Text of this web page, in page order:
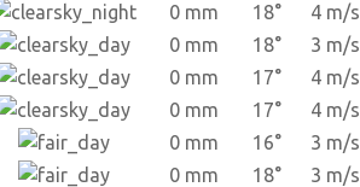
0 mm 18°
4 m/s
0 mm 18°
3 m/s
0 mm 17°
4 m/s
0 mm 17°
4 m/s
0 mm 16°
3 m/s
0 mm 18°
3 m/s